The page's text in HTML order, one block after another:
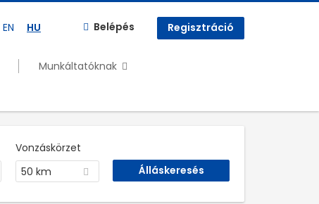
EN HU Belépés Regisztráció
Munkáltatóknak
Vonzáskörzet
50 km